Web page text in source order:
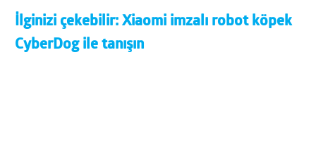
İlginizi çekebilir:Xiaomi imzalı robot köpek
CyberDog ile tanışın